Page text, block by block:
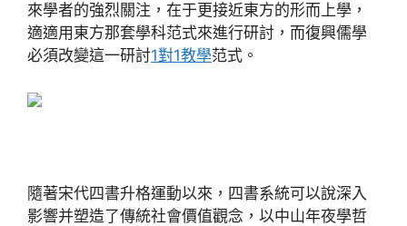
來學者的強烈關注，在于更接近東方的形而上學，
適適用東方那套學科范式來進行研討，而復興儒學
必須改變這一研討1對1教學范式。
隨著宋代四書升格運動以來，四書系統可以說深入
影響并塑造了傳統社會價值觀念，以中山年夜學哲